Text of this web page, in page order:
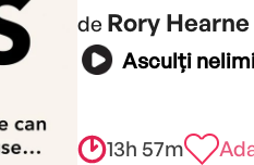
de Rory Hearne
Asculți
13h 57m